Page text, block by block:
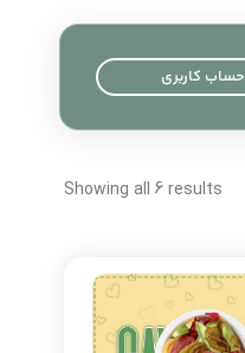
حساب کاربری
Showing all 6 results